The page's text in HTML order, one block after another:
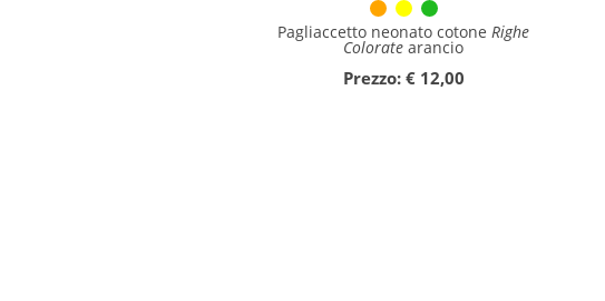
Pagliaccetto neonato cotone Righe
Colorate arancio
Prezzo: € 12,00